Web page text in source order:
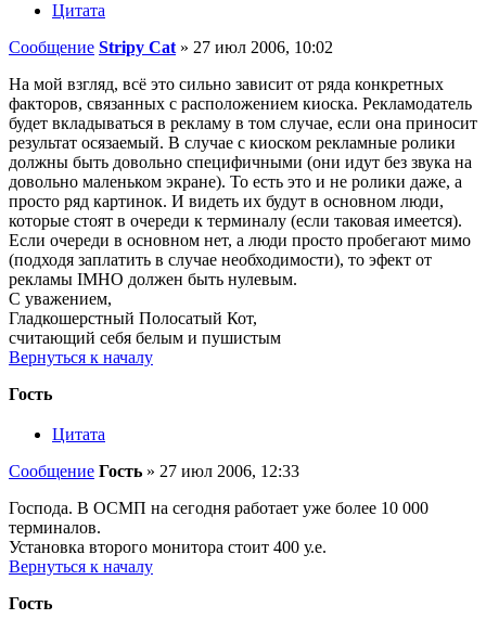
Цитата
Сообщение Stripy Cat» 27 июл 2006, 10:02
На мой взгляд, всё это сильно зависит от ряда конкретных
факторов, связанных с расположением киоска. Рекламодатель
будет вкладываться в рекламу в том случае, если она приносит
результат осязаемый. В случае с киоском рекламные ролики
должны быть довольно специфичными (они идут без звука на
довольно маленьком экране). То есть это и не ролики даже, а
просто ряд картинок. И видеть их будут в основном люди,
которые стоят в очереди к терминалу (если таковая имеется).
Если очереди в основном нет, а люди просто пробегают мимо
(подходя заплатить в случае необходимости), то эфект от
рекламы IMHO должен быть нулевым.
С уважением,
Гладкошерстный Полосатый Кот,
считающий себя белым и пушистым
Вернуться к началу
Гость
Цитата
Сообщение Гость » 27 июл 2006, 12:33
Господа. В ОСМП на сегодня работает уже более 10 000
терминалов.
Установка второго монитора стоит 400 у.е.
Вернуться к началу
Гость